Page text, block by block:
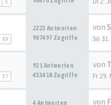
5
89
2223 Antworten
907497 Zugriffe
von
So
37
921 Antworten
453418 Zugriffe
von
Fr 29.
4 Antworten
von